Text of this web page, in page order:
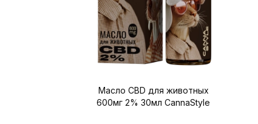
Масло CBD для животных
600мг 2% 30мл CannaStyle